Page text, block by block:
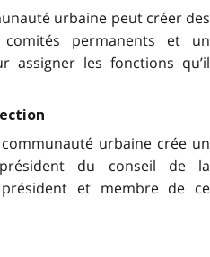
urbaine peut créer des
permanents et un
assigner les fonctions qu’il
urbaine crée un
du conseil de la
et membre de ce